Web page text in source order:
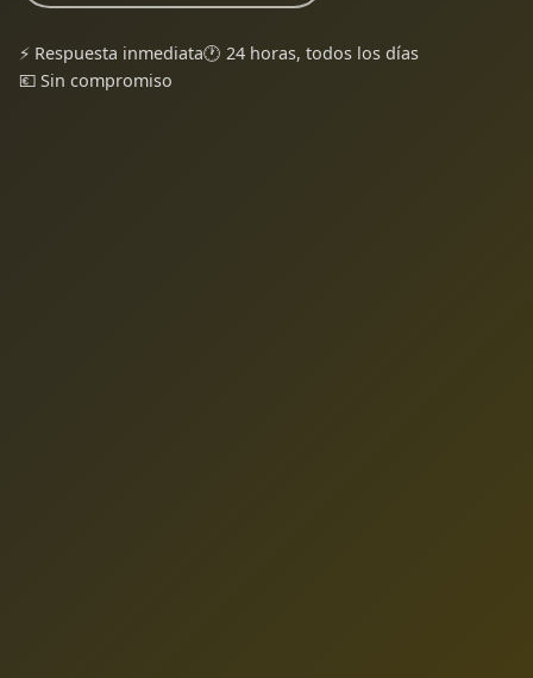
⚡ Respuesta inmediata🕐 24 horas, todos los días
💶 Sin compromiso